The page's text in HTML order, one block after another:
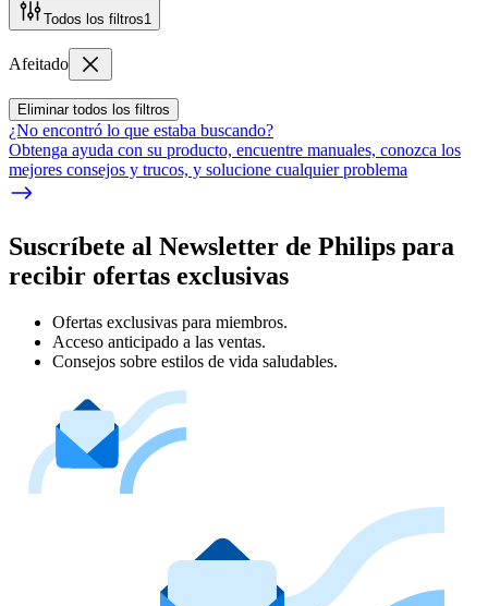
Todos los filtros1
Afeitado
Eliminar todos los filtros
¿No encontró lo que estaba buscando?
Obtenga ayuda con su producto, encuentre manuales, conozca los
mejores consejos y trucos, y solucione cualquier problema
Suscríbete al Newsletter de Philips para
recibir ofertas exclusivas
Ofertas exclusivas para miembros.
Acceso anticipado a las ventas.
Consejos sobre estilos de vida saludables.